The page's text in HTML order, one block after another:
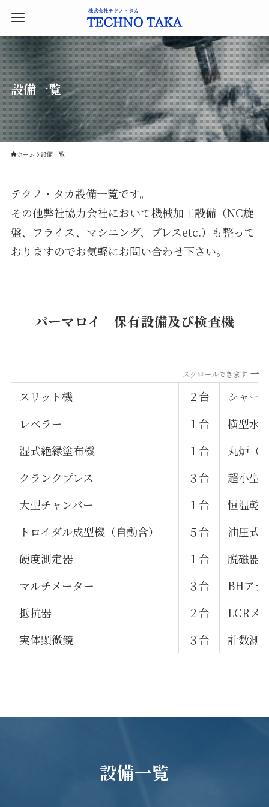
設備一覧
ホーム 設備一覧
テクノ・タカ設備一覧です。
その他弊社協力会社において機械加工設備（NC旋
盤、フライス、マシニング、プレスetc.）も整って
おりますのでお気軽にお問い合わせ下さい。
パーマロイ 保有設備及び検査機
スクロールできます
スリット機 ２台
シャー
レベラー
１台
横型水
湿式絶縁塗布機
１台
丸炉（
クランクプレス
３台
超小型
大型チャンバー
１台
恒温乾
トロイダル成型機（自動含）
５台
油圧式
硬度測定器
１台
脱磁器
マルチメーター
３台
BHアナ
抵抗器
２台
LCRメ
実体顕微鏡
３台 計数測
設備一覧